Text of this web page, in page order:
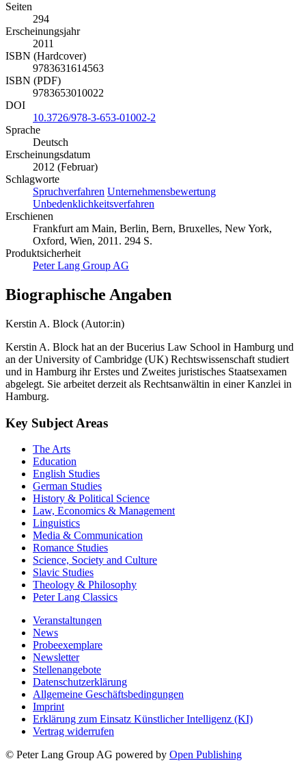
Seiten
294
Erscheinungsjahr
2011
ISBN (Hardcover)
9783631614563
ISBN (PDF)
9783653010022
DOI
10.3726/978-3-653-01002-2
Sprache
Deutsch
Erscheinungsdatum
2012 (Februar)
Schlagworte
Spruchverfahren Unternehmensbewertung
Unbedenklichkeitsverfahren
Erschienen
Frankfurt am Main, Berlin, Bern, Bruxelles, New York,
Oxford, Wien, 2011. 294 S.
Produktsicherheit
Peter Lang Group AG
Biographische Angaben
Kerstin A. Block (Autor:in)
Kerstin A. Block hat an der Bucerius Law School in Hamburg und
an der University of Cambridge (UK) Rechtswissenschaft studiert
und in Hamburg ihr Erstes und Zweites juristisches Staatsexamen
abgelegt. Sie arbeitet derzeit als Rechtsanwältin in einer Kanzlei in
Hamburg.
Key Subject Areas
The Arts
Education
English Studies
German Studies
History & Political Science
Law, Economics & Management
Linguistics
Media & Communication
Romance Studies
Science, Society and Culture
Slavic Studies
Theology & Philosophy
Peter Lang Classics
Veranstaltungen
News
Probeexemplare
Newsletter
Stellenangebote
Datenschutzerklärung
Allgemeine Geschäftsbedingungen
Imprint
Erklärung zum Einsatz Künstlicher Intelligenz (KI)
Vertrag widerrufen
© Peter Lang Group AG powered by Open Publishing